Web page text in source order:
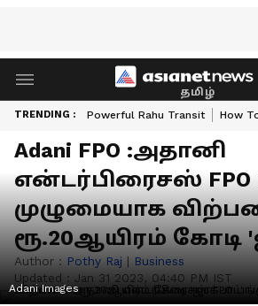
தமிழ்
TRENDING : Powerful Rahu Transit How
Adani FPO :அதானி
என்டர்பிரைசஸ்
முழுமையாக
ரூ.20ஆயிரம் கோடி
Author : Pothy Raj | Business
Updated : Jan 31 2023, 04:40 PM IST
Adani Images